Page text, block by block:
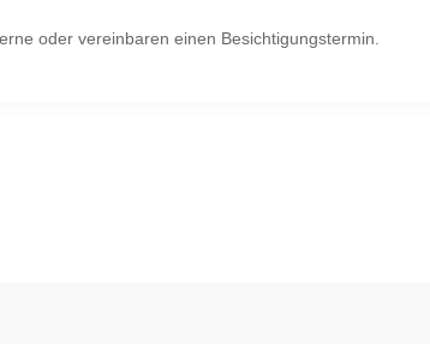
oder vereinbaren einen Besichtigungstermin.